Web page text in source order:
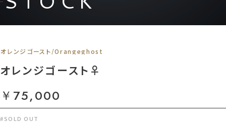
オレンジゴースト/Orangeghost
オレンジゴースト♀
￥75,000
#SOLD OUT